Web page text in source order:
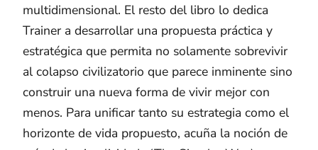
multidimensional. El resto del libro lo dedica
Trainer a desarrollar una propuesta práctica y
estratégica que permita no solamente sobrevivir
al colapso civilizatorio que parece inminente sino
construir una nueva forma de vivir mejor con
menos. Para unificar tanto su estrategia como el
horizonte de vida propuesto, acuña la noción de